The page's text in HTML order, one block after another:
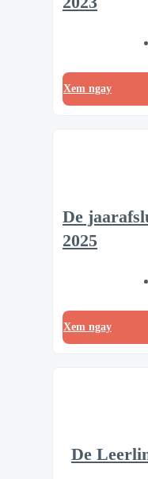
Xem ngay
De
2025
Xem ngay
De